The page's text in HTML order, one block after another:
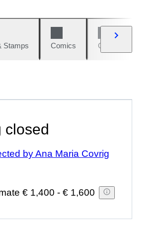
Stamps Comics Cars & Bikes
closed
by Ana Maria Covrig
€ 1,400 - € 1,600